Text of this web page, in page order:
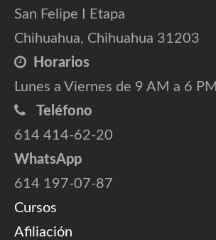
San Felipe I Etapa
Chihuahua, Chihuahua 31203
Horarios
Lunes a Viernes de 9 AM a 6 PM
Teléfono
614 414-62-20
WhatsApp
614 197-07-87
Cursos
Afiliación